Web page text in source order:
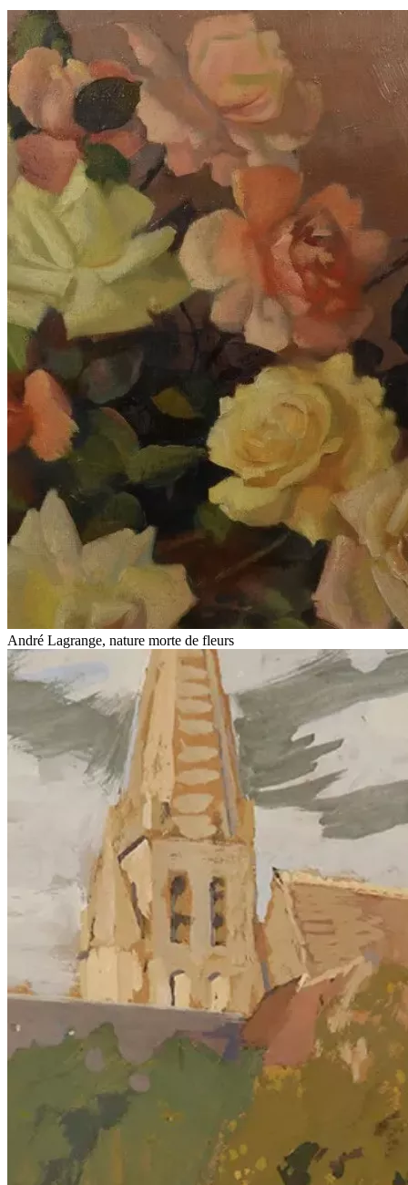
André Lagrange, nature morte de fleurs